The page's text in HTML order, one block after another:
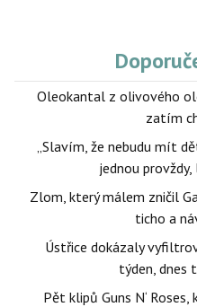
Oleokantal z olivového
zatím
„Slavím, že nebudu mít
jednou
Zlom, který málem zničil
ticho a
Ústřice dokázaly
týden, dnes
Pět klipů Guns N‘